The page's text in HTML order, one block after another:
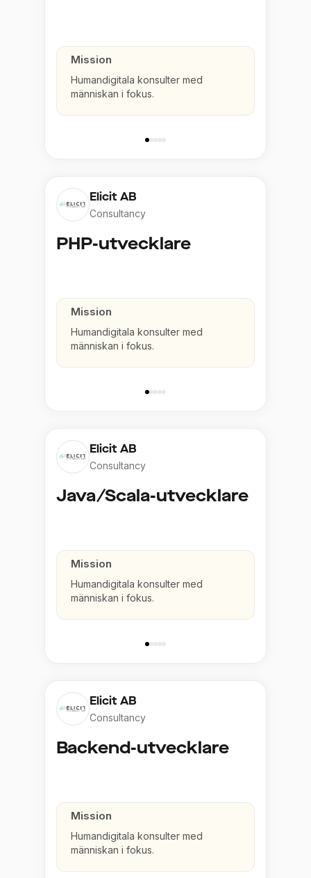
Mission
Humandigitala konsulter med
människan i fokus.
Elicit AB
Consultancy
PHP-utvecklare
Mission
Humandigitala konsulter med
människan i fokus.
Elicit AB
Consultancy
Java/Scala-utvecklare
Mission
Humandigitala konsulter med
människan i fokus.
Elicit AB
Consultancy
Backend-utvecklare
Mission
Humandigitala konsulter med
människan i fokus.